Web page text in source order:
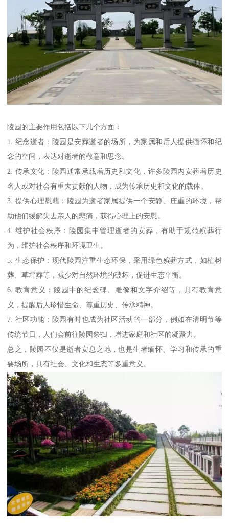
陵园的主要作用包括以下几个方面：
1. 纪念逝者：陵园是安葬逝者的场所，为家属和后人提供缅怀和纪
念的空间，表达对逝者的敬意和思念。
2. 传承文化：陵园通常承载着历史和文化，许多陵园内安葬着历史
名人或对社会有重大贡献的人物，成为传承历史和文化的载体。
3. 提供心理慰藉：陵园为逝者家属提供一个安静、庄重的环境，帮
助他们缓解失去亲人的悲痛，获得心理上的安慰。
4. 维护社会秩序：陵园集中管理逝者的安葬，有助于规范殡葬行
为，维护社会秩序和环境卫生。
5. 生态保护：现代陵园注重生态环保，采用绿色殡葬方式，如植树
葬、草坪葬等，减少对自然环境的破坏，促进生态平衡。
6. 教育意义：陵园中的纪念碑、雕像和文字介绍等，具有教育意
义，提醒后人珍惜生命、尊重历史、传承精神。
7. 社区功能：陵园有时也成为社区活动的一部分，例如在清明节等
传统节日，人们会前往陵园祭扫，增进家庭和社区的凝聚力。
总之，陵园不仅是逝者安息之地，也是生者缅怀、学习和传承的重
要场所，具有社会、文化和生态等多重意义。